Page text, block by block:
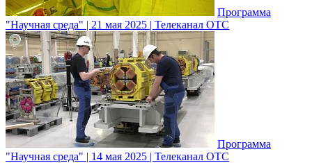
Программа
"Научная среда" | 21 мая 2025 | Телеканал ОТС
Программа
"Научная среда" | 14 мая 2025 | Телеканал ОТС